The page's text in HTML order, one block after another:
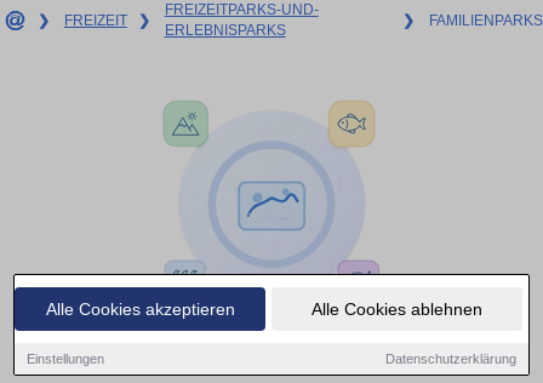
Alle Cookies akzeptieren Alle Cookies ablehnen
Einstellungen Datenschutzerklärung
❯ FREIZEIT ❯
FREIZEITPARKS-UND-
ERLEBNISPARKS
❯ FAMILIENPARKS